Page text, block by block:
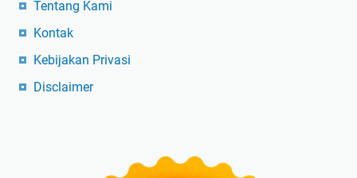
Tentang Kami
Kontak
Kebijakan Privasi
Disclaimer